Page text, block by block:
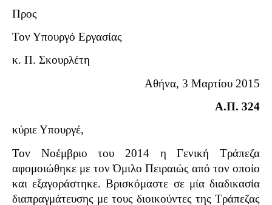
Προς
Τον Υπουργό Εργασίας
κ. Π. Σκουρλέτη
Αθήνα, 3 Μαρτίου 2015
Α.Π. 324
κύριε Υπουργέ,
Τον Νοέμβριο του 2014 η Γενική Τράπεζα
αφομοιώθηκε με τον Όμιλο Πειραιώς από τον οποίο
και εξαγοράστηκε. Βρισκόμαστε σε μία διαδικασία
διαπραγμάτευσης με τους διοικούντες της Τράπεζας